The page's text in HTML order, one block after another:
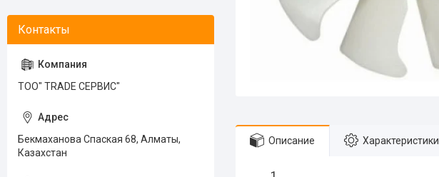
Описание Характеристики
ТОО" TRADE СЕРВИС"
Бекмаханова Спаская 68, Алматы,
Казахстан